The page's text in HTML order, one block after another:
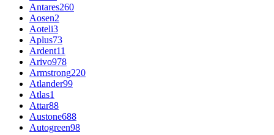
Antares260
Aosen2
Aoteli3
Aplus73
Ardent11
Arivo978
Armstrong220
Atlander99
Atlas1
Attar88
Austone688
Autogreen98